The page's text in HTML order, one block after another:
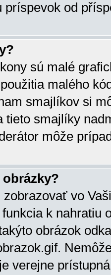
príspevok od
sú malé
malého
smajlíkov si
tieto smajlíky
môže
vo
k nahratiu
obrázok
verejne